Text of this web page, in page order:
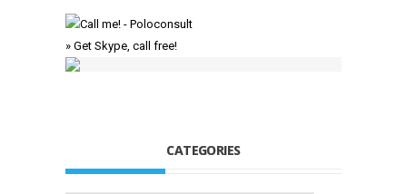
» Get Skype, call free!
CATEGORIES